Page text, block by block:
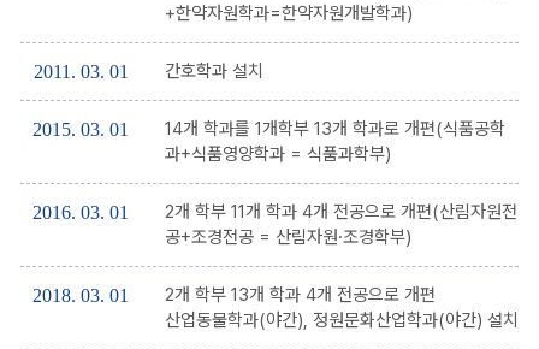
+한약자원학과=한약자원개발학과)
2011. 03. 01 간호학과 설치
2015. 03. 01
14개 학과를 1개학부 13개 학과로 개편(식품공학
과+식품영양학과 = 식품과학부)
2016. 03. 01
2개 학부 11개 학과 4개 전공으로 개편(산림자원전
공+조경전공 = 산림자원·조경학부)
2018. 03. 01
2개 학부 13개 학과 4개 전공으로 개편
산업동물학과(야간), 정원문화산업학과(야간) 설치